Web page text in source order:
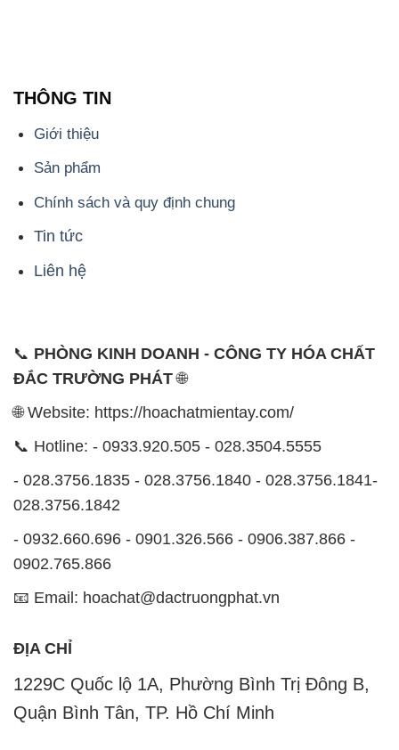
THÔNG TIN
Giới thiệu
Sản phẩm
Chính sách và quy định chung
Tin tức
Liên hệ
📞 PHÒNG KINH DOANH - CÔNG TY HÓA CHẤT
ĐẮC TRƯỜNG PHÁT🌐
🌐 Website: https://hoachatmientay.com/
📞 Hotline: - 0933.920.505 - 028.3504.5555
- 028.3756.1835 - 028.3756.1840 - 028.3756.1841-
028.3756.1842
- 0932.660.696 - 0901.326.566 - 0906.387.866 -
0902.765.866
📧 Email: hoachat@dactruongphat.vn
ĐỊA CHỈ
1229C Quốc lộ 1A, Phường Bình Trị Đông B,
Quận Bình Tân, TP. Hồ Chí Minh